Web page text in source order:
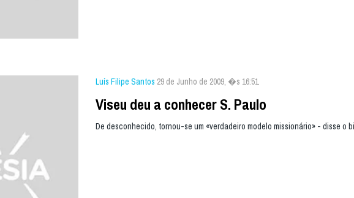
Luís Filipe Santos 29 de Junho de 2009, �s 16:51
Viseu deu a conhecer S. Paulo
De desconhecido, tornou-se um «verdadeiro modelo missionário» - disse o